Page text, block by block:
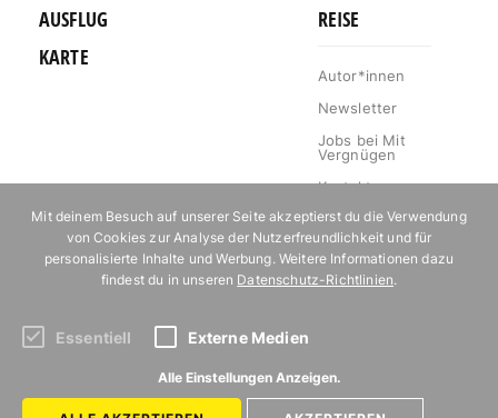
AUSFLUG
KARTE
REISE
Autor*innen
Newsletter
Jobs bei Mit
Vergnügen
Kontakt
Mediakit
Impressum
Datenschutz
Abonniere unseren Newsletter!
Mit deinem Besuch auf unserer Seite akzeptierst du die Verwendung
von Cookies zur Analyse der Nutzerfreundlichkeit und für
personalisierte Inhalte und Werbung. Weitere Informationen dazu
findest du in unseren Datenschutz-Richtlinien.
Essentiell Externe Medien
Alle Einstellungen Anzeigen.